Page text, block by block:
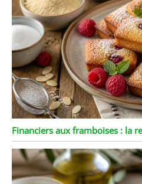
Financiers aux framboises : la